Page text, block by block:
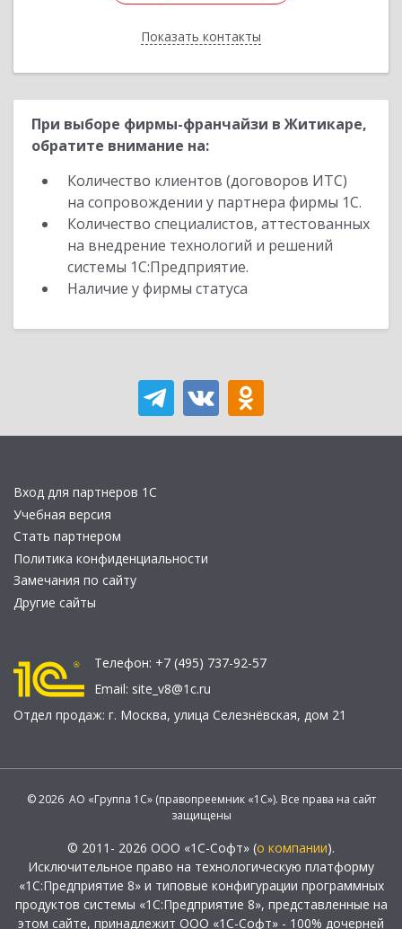
Показать контакты
Назад
При выборе фирмы-франчайзи в Житикаре,
обратите внимание на:
Количество клиентов (договоров ИТС)
на сопровождении у партнера фирмы 1С.
Количество специалистов, аттестованных
на внедрение технологий и решений
системы 1С:Предприятие.
Наличие у фирмы статуса
Вход для партнеров 1С
Учебная версия
Стать партнером
Политика конфиденциальности
Замечания по сайту
Другие сайты
Телефон: +7 (495) 737-92-57
Email: site_v8@1c.ru
Отдел продаж: г. Москва, улица Селезнёвская, дом 21
© 2026 АО «Группа 1С» (правопреемник «1С»). Все права на сайт
защищены
© 2011- 2026 ООО «1С-Софт» (о компании).
Исключительное право на технологическую платформу
«1С:Предприятие 8» и типовые конфигурации программных
продуктов системы «1С:Предприятие 8», представленные на
этом сайте, принадлежит ООО «1С-Софт» - 100% дочерней